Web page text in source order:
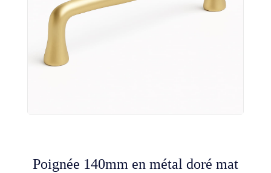
Poignée 140mm en métal doré mat